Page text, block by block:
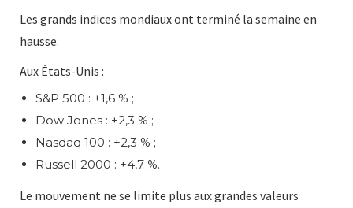
Les grands indices mondiaux ont terminé la semaine en
hausse.
Aux États-Unis :
S&P 500 : +1,6 % ;
Dow Jones : +2,3 % ;
Nasdaq 100 : +2,3 % ;
Russell 2000 : +4,7 %.
Le mouvement ne se limite plus aux grandes valeurs